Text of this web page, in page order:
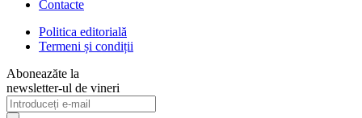
Contacte
Politica editorială
Termeni și condiții
Aboneazăte la
newsletter-ul de vineri